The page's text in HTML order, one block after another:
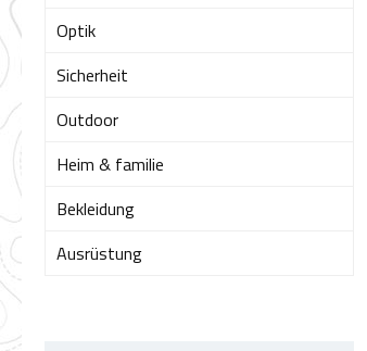
Optik
Sicherheit
Outdoor
Heim & familie
Bekleidung
Ausrüstung